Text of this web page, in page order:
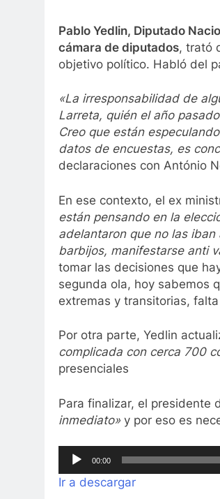
Pablo Yedlin, Diputado
cámara de diputados, trató
objetivo político. Habló del
«La irresponsabilidad de
Larreta, quién el año
Creo que están
datos de encuestas, es
declaraciones con António
En ese contexto, el ex
están pensando en la
adelantaron que no las iban
barbijos, manifestarse anti
tomar las decisiones que
segunda ola, hoy sabemos
extremas y transitorias,
Por otra parte, Yedlin
complicada con cerca 700
presenciales
Para finalizar, el presidente
inmediato» y por eso es
Reproductor
de
audio
00:00
Ir a descargar